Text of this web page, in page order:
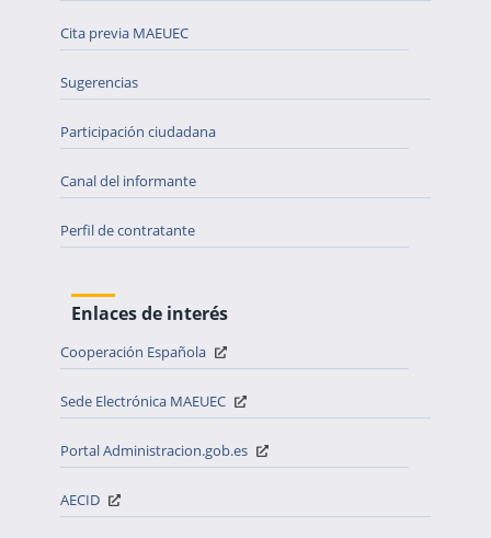
Cita previa MAEUEC
Sugerencias
Participación ciudadana
Canal del informante
Perfil de contratante
Enlaces de interés
Cooperación Española
Sede Electrónica MAEUEC
Portal Administracion.gob.es
AECID